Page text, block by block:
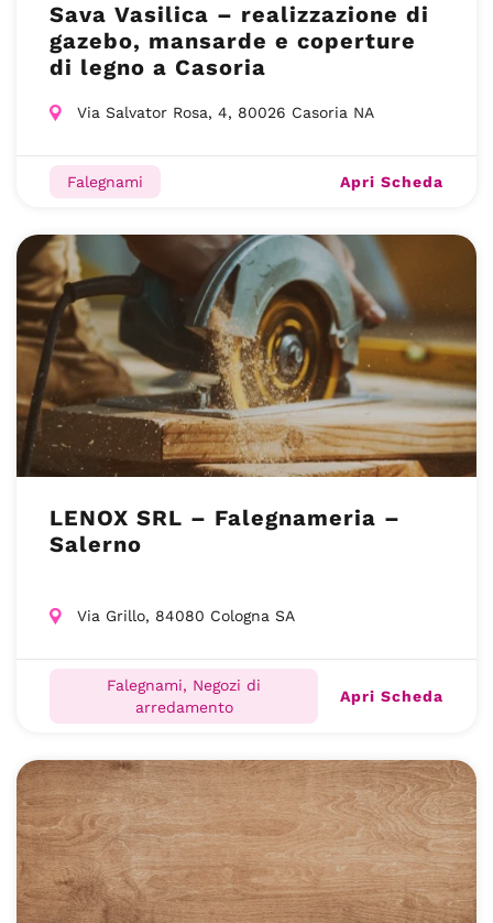
Sava Vasilica – realizzazione di
gazebo, mansarde e coperture
di legno a Casoria
Via Salvator Rosa, 4, 80026 Casoria NA
Falegnami Apri Scheda
LENOX SRL – Falegnameria –
Salerno
Via Grillo, 84080 Cologna SA
Falegnami, Negozi di
arredamento
Apri Scheda